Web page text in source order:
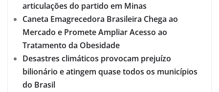
articulações do partido em Minas
Caneta Emagrecedora Brasileira Chega ao
Mercado e Promete Ampliar Acesso ao
Tratamento da Obesidade
Desastres climáticos provocam prejuízo
bilionário e atingem quase todos os municípios
do Brasil